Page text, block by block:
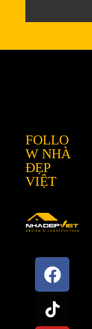
FOLLO
W NHÀ
ĐẸP
VIỆT